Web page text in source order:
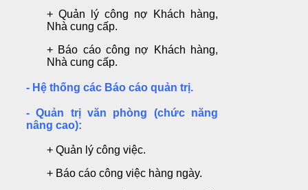
+ Quản lý công nợ Khách hàng,
Nhà cung cấp.
+ Báo cáo công nợ Khách hàng,
Nhà cung cấp.
- Hệ thống các Báo cáo quản trị.
- Quản trị văn phòng (chức năng
nâng cao):
+ Quản lý công việc.
+ Báo cáo công việc hàng ngày.